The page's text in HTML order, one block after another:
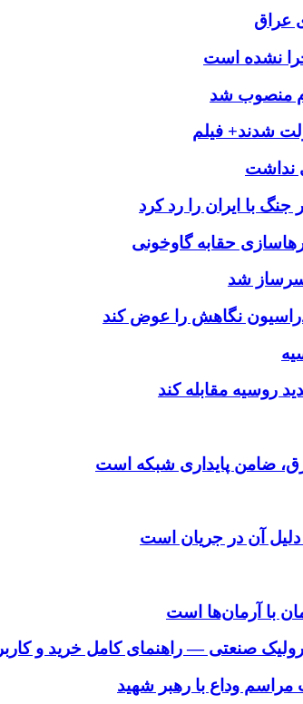
عراق
نشده است
منصوب شد
شدند+ فیلم
با ایران را رد کرد
حقابه گاوخونی
شد
نگاهش را عوض کند
روسیه مقابله کند
آن در جریان است
با آرمان‌ها است
صنعتی — راهنمای کامل خرید و
وداع با رهبر شهید